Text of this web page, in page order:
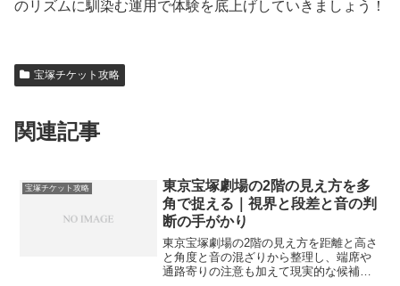
のリズムに馴染む運用で体験を底上げしていきましょう！
宝塚チケット攻略
関連記事
宝塚チケット攻略
東京宝塚劇場の2階の見え方を多
角で捉える｜視界と段差と音の判
断の手がかり
東京宝塚劇場の2階の見え方を距離と高さ
と角度と音の混ざりから整理し、端席や
通路寄りの注意も加えて現実的な候補